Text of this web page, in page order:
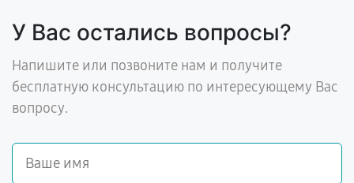
У Вас остались вопросы?
Напишите или позвоните нам и получите
бесплатную консультацию по интересующему Вас
вопросу.